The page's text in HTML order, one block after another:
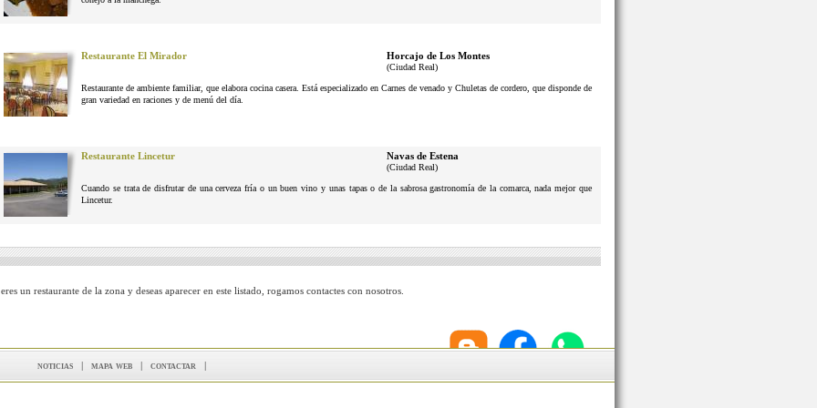
Restaurante El Mirador Horcajo de Los Montes
(Ciudad Real)
Restaurante de ambiente familiar, que elabora cocina casera. Está especializado en Carnes de venado y Chuletas de cordero, que disponde de
gran variedad en raciones y de menú del día.
Restaurante Lincetur Navas de Estena
(Ciudad Real)
Cuando se trata de disfrutar de una cerveza fría o un buen vino y unas tapas o de la sabrosa gastronomía de la comarca, nada mejor que
Lincetur.
un restaurante de la zona y deseas aparecer en este listado, rogamos contactes con nosotros.
noticias | mapa web | contactar |